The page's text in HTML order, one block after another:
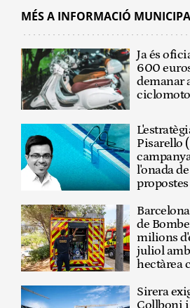
MÉS A INFORMACIÓ
Ja és
600
demanar
Pisarello
l'onada
de
milions
juliol
hectàrea
Sirera
Collboni